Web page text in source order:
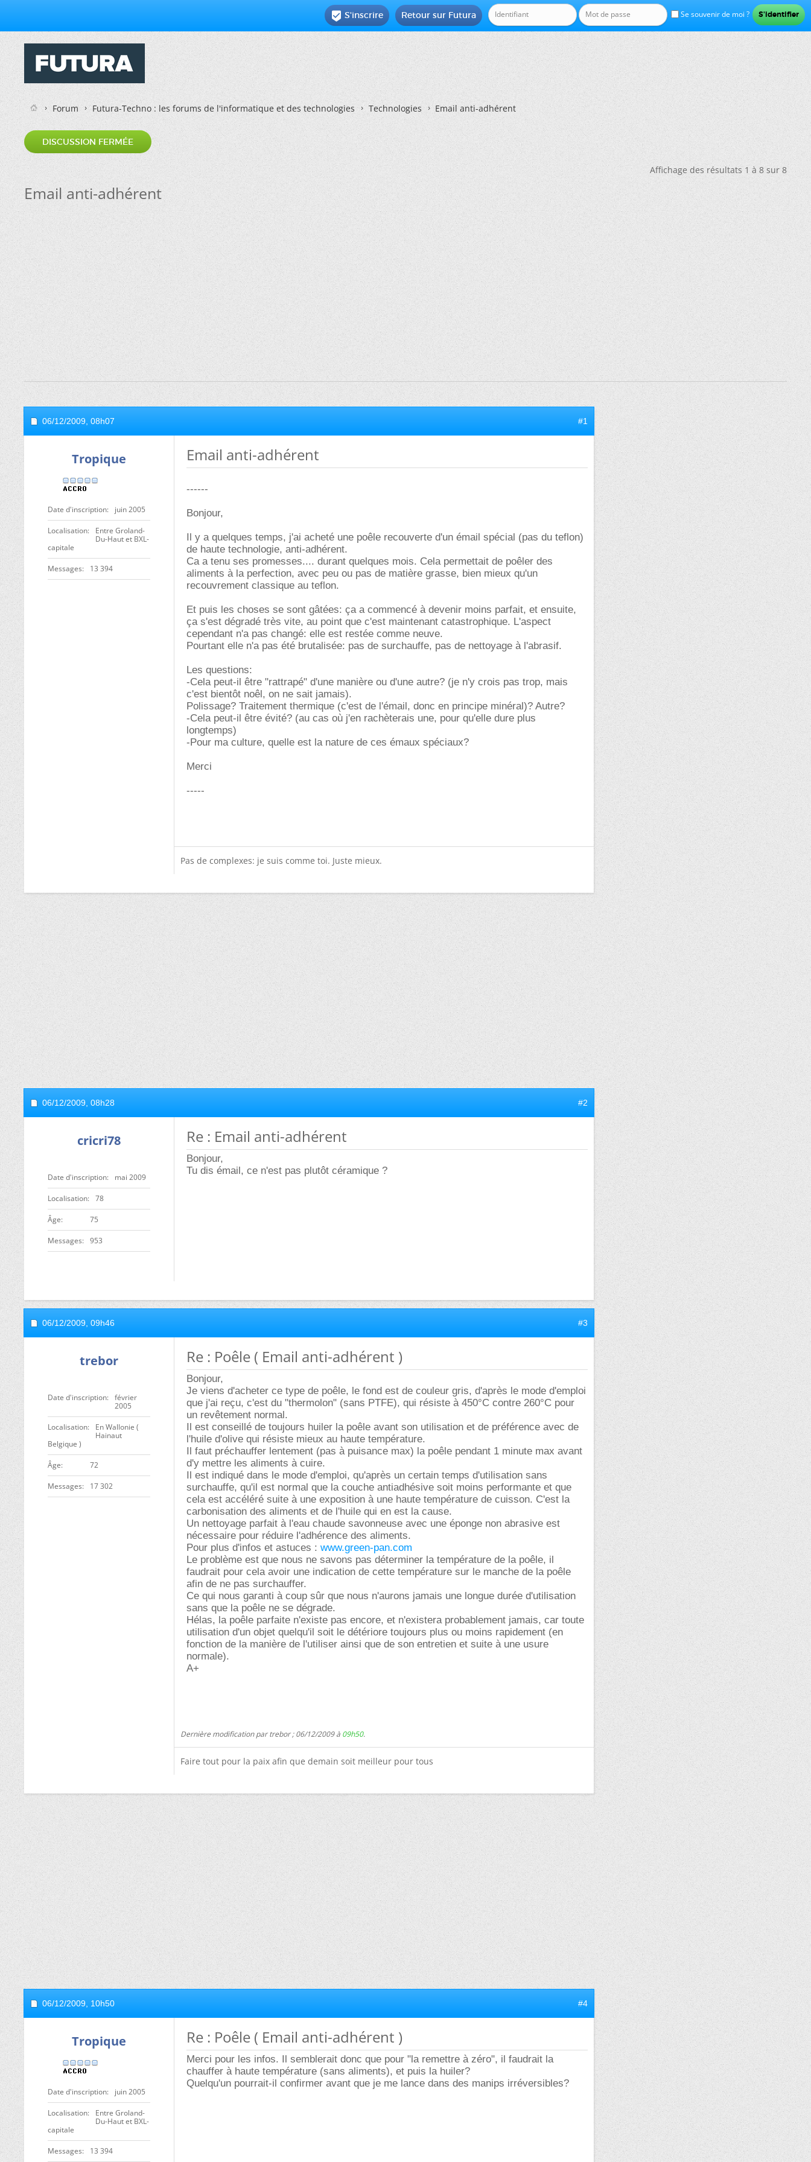
Se souvenir de moi ?
Retour sur Futura
 S'inscrire
Forum Futura-Techno : les forums de l'informatique et des technologies Technologies Email anti-adhérent
DISCUSSION FERMÉE
Affichage des résultats 1 à 8 sur 8
Email anti-adhérent
06/12/2009, 08h07 #1
Tropique
Date d'inscription juin 2005
Localisation
Entre Groland-
Du-Haut et BXL-
capitale
Messages 13 394
Email anti-adhérent
------
Bonjour,
Il y a quelques temps, j'ai acheté une poêle recouverte d'un émail spécial (pas du teflon)
de haute technologie, anti-adhérent.
Ca a tenu ses promesses.... durant quelques mois. Cela permettait de poêler des
aliments à la perfection, avec peu ou pas de matière grasse, bien mieux qu'un
recouvrement classique au teflon.
Et puis les choses se sont gâtées: ça a commencé à devenir moins parfait, et ensuite,
ça s'est dégradé très vite, au point que c'est maintenant catastrophique. L'aspect
cependant n'a pas changé: elle est restée comme neuve.
Pourtant elle n'a pas été brutalisée: pas de surchauffe, pas de nettoyage à l'abrasif.
Les questions:
-Cela peut-il être "rattrapé" d'une manière ou d'une autre? (je n'y crois pas trop, mais
c'est bientôt noêl, on ne sait jamais).
Polissage? Traitement thermique (c'est de l'émail, donc en principe minéral)? Autre?
-Cela peut-il être évité? (au cas où j'en rachèterais une, pour qu'elle dure plus
longtemps)
-Pour ma culture, quelle est la nature de ces émaux spéciaux?
Merci
-----
Pas de complexes: je suis comme toi. Juste mieux.
06/12/2009, 08h28 #2
cricri78
Date d'inscription mai 2009
Localisation 78
ge 75
Messages 953
Re : Email anti-adhérent
Bonjour,
Tu dis émail, ce n'est pas plutôt céramique ?
06/12/2009, 09h46 #3
trebor
Date d'inscription
février
2005
Localisation
En Wallonie (
Hainaut
Belgique )
ge 72
Messages 17 302
Re : Poêle ( Email anti-adhérent )
Bonjour,
Je viens d'acheter ce type de poêle, le fond est de couleur gris, d'après le mode d'emploi
que j'ai reçu, c'est du "thermolon" (sans PTFE), qui résiste à 450°C contre 260°C pour
un revêtement normal.
Il est conseillé de toujours huiler la poêle avant son utilisation et de préférence avec de
l'huile d'olive qui résiste mieux au haute température.
Il faut préchauffer lentement (pas à puisance max) la poêle pendant 1 minute max avant
d'y mettre les aliments à cuire.
Il est indiqué dans le mode d'emploi, qu'après un certain temps d'utilisation sans
surchauffe, qu'il est normal que la couche antiadhésive soit moins performante et que
cela est accéléré suite à une exposition à une haute température de cuisson. C'est la
carbonisation des aliments et de l'huile qui en est la cause.
Un nettoyage parfait à l'eau chaude savonneuse avec une éponge non abrasive est
nécessaire pour réduire l'adhérence des aliments.
Pour plus d'infos et astuces : www.green-pan.com
Le problème est que nous ne savons pas déterminer la température de la poêle, il
faudrait pour cela avoir une indication de cette température sur le manche de la poêle
afin de ne pas surchauffer.
Ce qui nous garanti à coup sûr que nous n'aurons jamais une longue durée d'utilisation
sans que la poêle ne se dégrade.
Hélas, la poêle parfaite n'existe pas encore, et n'existera probablement jamais, car toute
utilisation d'un objet quelqu'il soit le détériore toujours plus ou moins rapidement (en
fonction de la manière de l'utiliser ainsi que de son entretien et suite à une usure
normale).
A+
Dernière modification par trebor ; 06/12/2009 à 09h50.
Faire tout pour la paix afin que demain soit meilleur pour tous
06/12/2009, 10h50 #4
Tropique
Date d'inscription juin 2005
Localisation
Entre Groland-
Du-Haut et BXL-
capitale
Messages 13 394
Re : Poêle ( Email anti-adhérent )
Merci pour les infos. Il semblerait donc que pour "la remettre à zéro", il faudrait la
chauffer à haute température (sans aliments), et puis la huiler?
Quelqu'un pourrait-il confirmer avant que je me lance dans des manips irréversibles?